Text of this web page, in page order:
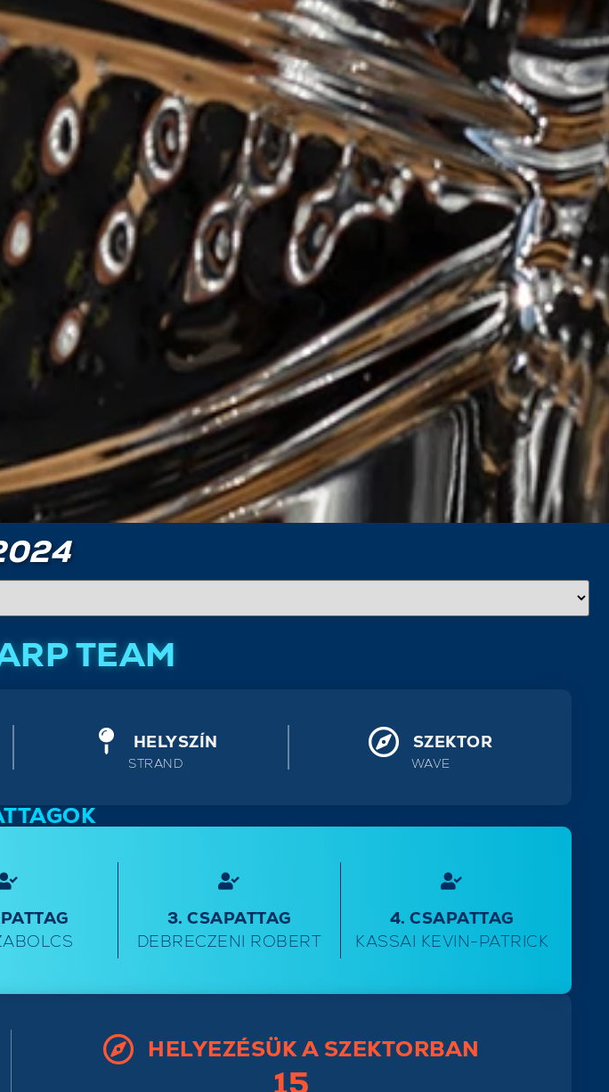
TEAM
HELYSZÍN
STRAND
SZEKTOR
WAVE
3. CSAPATTAG
DEBRECZENI ROBERT
4. CSAPATTAG
KASSAI KEVIN-PATRICK
HELYEZÉSÜK A SZEKTORBAN
15